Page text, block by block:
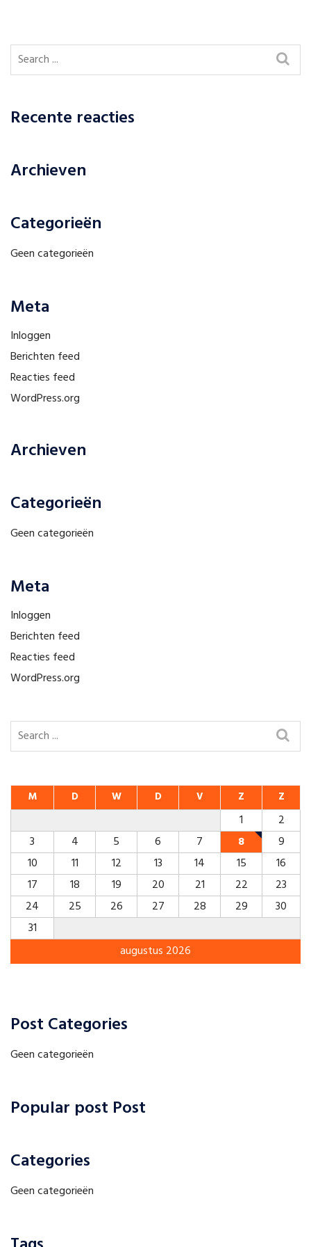
Recente reacties
Archieven
Categorieën
Geen categorieën
Meta
Inloggen
Berichten feed
Reacties feed
WordPress.org
Archieven
Categorieën
Geen categorieën
Meta
Inloggen
Berichten feed
Reacties feed
WordPress.org
augustus 2026
M D W D V Z Z
1
2
3
4 5 6 7 8
9
10
11 12 13 14 15
16
17
18 19 20 21 22
23
24
25 26 27 28 29
30
31
Post Categories
Geen categorieën
Popular post Post
Categories
Geen categorieën